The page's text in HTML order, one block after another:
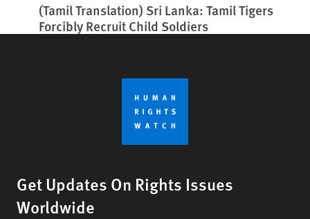
(Tamil Translation) Sri Lanka: Tamil Tigers
Forcibly Recruit Child Soldiers
Get Updates On Rights Issues
Worldwide